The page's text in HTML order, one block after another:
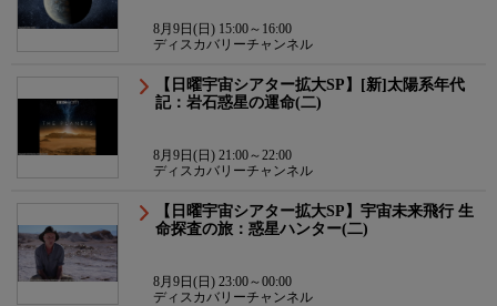
8月9日(日) 15:00～16:00
ディスカバリーチャンネル
【日曜宇宙シアター拡大SP】[新]太陽系年代
記：岩石惑星の運命(二)
8月9日(日) 21:00～22:00
ディスカバリーチャンネル
【日曜宇宙シアター拡大SP】宇宙未来飛行 生
命探査の旅：惑星ハンター(二)
8月9日(日) 23:00～00:00
ディスカバリーチャンネル